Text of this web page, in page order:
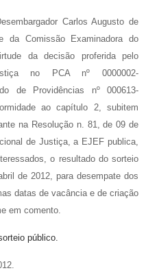
Carlos Augusto de
da Comissão Examinadora do
da decisão proferida pelo
no PCA nº 0000002-
de Providências nº 000613-
ao capítulo 2, subitem
na Resolução n. 81, de 09 de
de Justiça, a EJEF publica,
o resultado do sorteio
de 2012, para desempate dos
datas de vacância e de criação
em comento.
público.